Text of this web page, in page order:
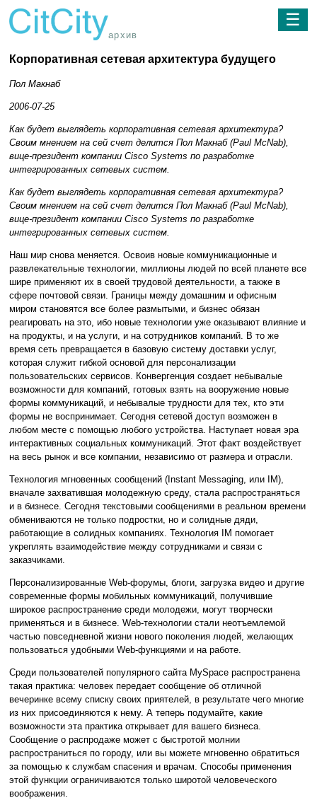
архив
☰
Корпоративная сетевая архитектура будущего
Пол Макнаб
2006-07-25
Как будет выглядеть корпоративная сетевая архитектура?
Своим мнением на сей счет делится Пол Макнаб (Paul McNab),
вице-президент компании Cisco Systems по разработке
интегрированных сетевых систем.
Как будет выглядеть корпоративная сетевая архитектура?
Своим мнением на сей счет делится Пол Макнаб (Paul McNab),
вице-президент компании Cisco Systems по разработке
интегрированных сетевых систем.
Наш мир снова меняется. Освоив новые коммуникационные и
развлекательные технологии, миллионы людей по всей планете все
шире применяют их в своей трудовой деятельности, а также в
сфере почтовой связи. Границы между домашним и офисным
миром становятся все более размытыми, и бизнес обязан
реагировать на это, ибо новые технологии уже оказывают влияние и
на продукты, и на услуги, и на сотрудников компаний. В то же
время сеть превращается в базовую систему доставки услуг,
которая служит гибкой основой для персонализации
пользовательских сервисов. Конвергенция создает небывалые
возможности для компаний, готовых взять на вооружение новые
формы коммуникаций, и небывалые трудности для тех, кто эти
формы не воспринимает. Сегодня сетевой доступ возможен в
любом месте с помощью любого устройства. Наступает новая эра
интерактивных социальных коммуникаций. Этот факт воздействует
на весь рынок и все компании, независимо от размера и отрасли.
Технология мгновенных сообщений (Instant Messaging, или IM),
вначале захватившая молодежную среду, стала распространяться
и в бизнесе. Сегодня текстовыми сообщениями в реальном времени
обмениваются не только подростки, но и солидные дяди,
работающие в солидных компаниях. Технология IM помогает
укреплять взаимодействие между сотрудниками и связи с
заказчиками.
Персонализированные Web-форумы, блоги, загрузка видео и другие
современные формы мобильных коммуникаций, получившие
широкое распространение среди молодежи, могут творчески
применяться и в бизнесе. Web-технологии стали неотъемлемой
частью повседневной жизни нового поколения людей, желающих
пользоваться удобными Web-функциями и на работе.
Среди пользователей популярного сайта MySpace распространена
такая практика: человек передает сообщение об отличной
вечеринке всему списку своих приятелей, в результате чего многие
из них присоединяются к нему. А теперь подумайте, какие
возможности эта практика открывает для вашего бизнеса.
Сообщение о распродаже может с быстротой молнии
распространиться по городу, или вы можете мгновенно обратиться
за помощью к службам спасения и врачам. Способы применения
этой функции ограничиваются только широтой человеческого
воображения.